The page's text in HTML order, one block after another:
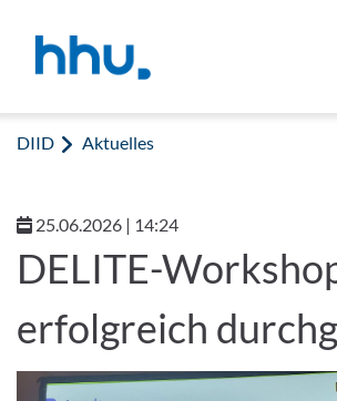
DIID Aktuelles
25.06.2026 | 14:24
DELITE-
erfolgreich